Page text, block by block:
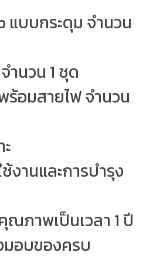
แบบกระดุม จำนวน
ำนวน 1 ชุด
ร้อมสายไฟ จำนวน
งานและการบำรุง
ณภาพเป็นเวลา 1 ปี
อบของครบ